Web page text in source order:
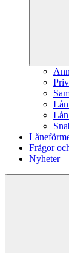
Frågor
Nyheter